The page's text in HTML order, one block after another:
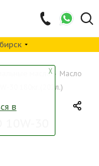
масла - Масло
30 180кг.(202л.)
30
╳
в